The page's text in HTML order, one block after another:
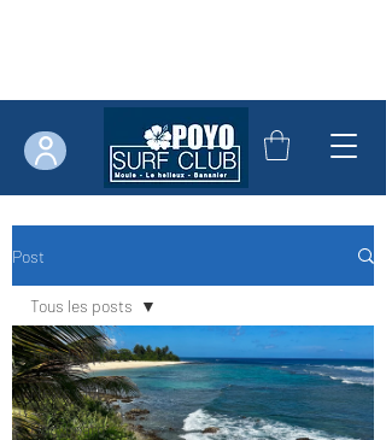
Post
Tous les posts
News Club
Bodyboard
Tous les posts